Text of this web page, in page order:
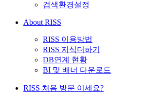
검색환경설정
About RISS
RISS 이용방법
RISS 지식더하기
DB연계 현황
BI 및 배너 다운로드
RISS 처음 방문 이세요?